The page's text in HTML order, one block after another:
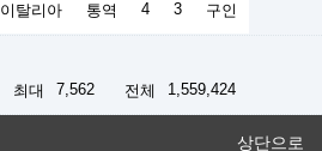
이탈리아 통역 4 3 구인
최대 7,562 전체 1,559,424
상단으로